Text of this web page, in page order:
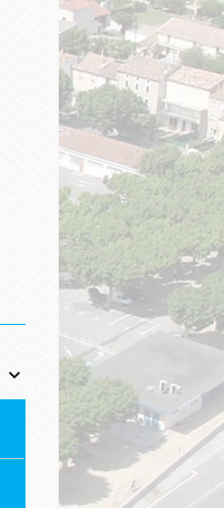
keyboard_arrow_down